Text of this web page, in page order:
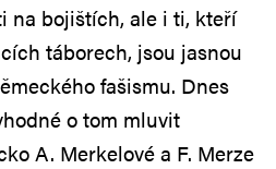
na bojištích, ale i ti, kteří
táborech, jsou jasnou
fašismu. Dnes
o tom mluvit
A. Merkelové a F. Merze